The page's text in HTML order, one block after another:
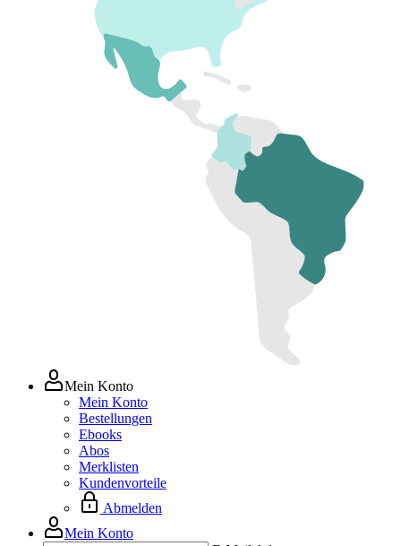
Mein Konto
Mein Konto
Bestellungen
Ebooks
Abos
Merklisten
Kundenvorteile
Abmelden
Mein Konto